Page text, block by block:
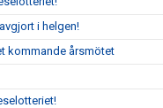
i helgen!
kommande årsmötet